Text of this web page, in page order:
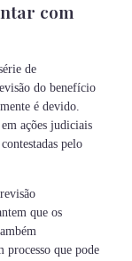
com
de
do benefício
é devido.
ações judiciais
pelo
que os
processo que pode